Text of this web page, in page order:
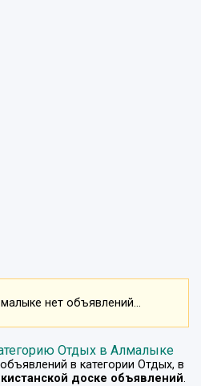
нет объявлений...
Отдых в Алмалыке
в категории Отдых, в
доске объявлений.